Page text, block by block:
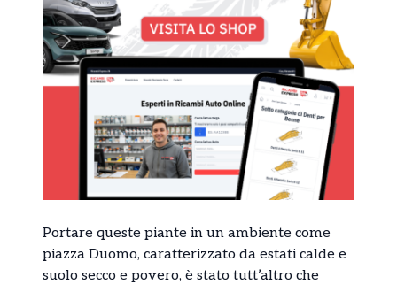
Portare queste piante in un ambiente come
piazza Duomo, caratterizzato da estati calde e
suolo secco e povero, è stato tutt’altro che